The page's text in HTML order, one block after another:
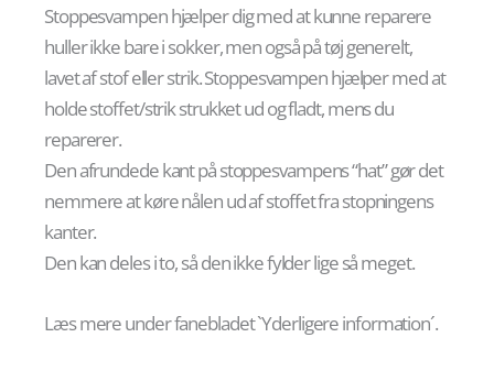
Stoppesvampen hjælper dig med at kunne reparere
huller ikke bare i sokker, men også på tøj generelt,
lavet af stof eller strik. Stoppesvampen hjælper med at
holde stoffet/strik strukket ud og fladt, mens du
reparerer.
Den afrundede kant på stoppesvampens “hat” gør det
nemmere at køre nålen ud af stoffet fra stopningens
kanter.
Den kan deles i to, så den ikke fylder lige så meget.
Læs mere under fanebladet `Yderligere information´.